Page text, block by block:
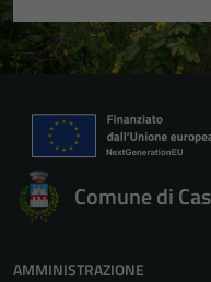
Comune di
AMMINISTRAZIONE